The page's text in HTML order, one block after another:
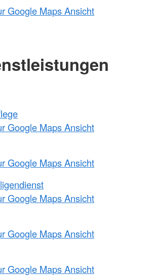
Google Maps Ansicht
Google Maps Ansicht
Google Maps Ansicht
Google Maps Ansicht
Google Maps Ansicht
Google Maps Ansicht